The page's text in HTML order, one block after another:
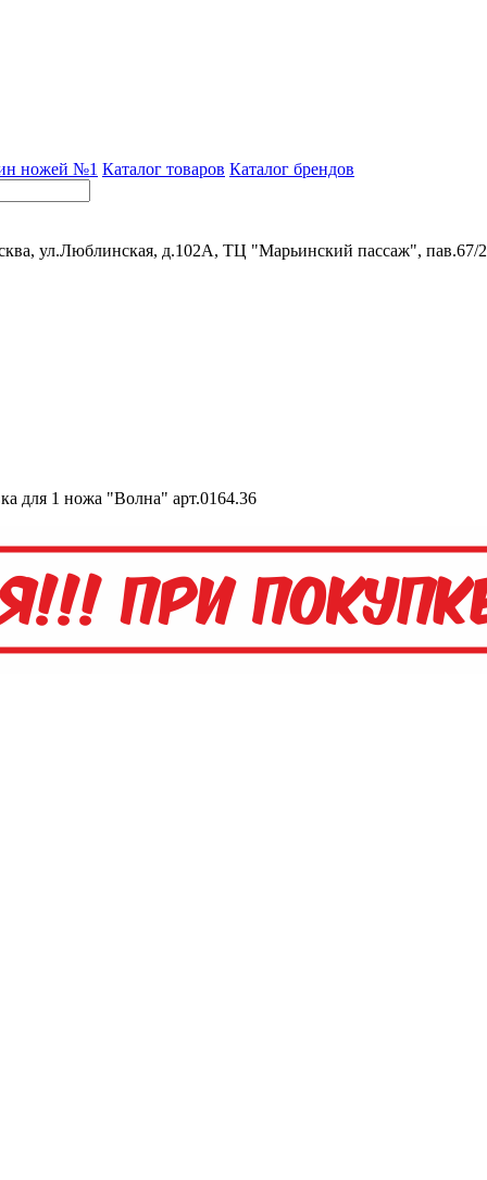
ножей №1 Каталог товаров Каталог брендов
ул.Люблинская, д.102А, ТЦ "Марьинский пассаж", пав.67/2
для 1 ножа "Волна" арт.0164.36